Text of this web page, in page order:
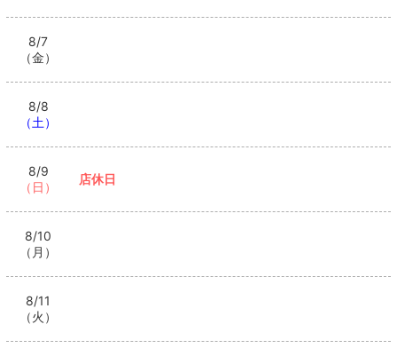
8/7
（金）
8/8
（土）
8/9
（日）
店休日
8/10
（月）
8/11
（火）